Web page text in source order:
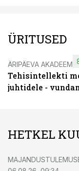
ÜRITUSED
ÄRIPÄEVA AKADEEMIA
Tehisintellekti
juhtidele -
HETKEL